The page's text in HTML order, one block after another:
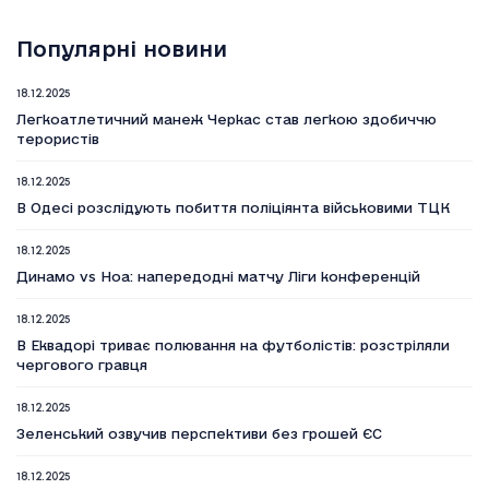
Популярні новини
18.12.2025
Легкоатлетичний манеж Черкас став легкою здобиччю
терористів
18.12.2025
В Одесі розслідують побиття поліціянта військовими ТЦК
18.12.2025
Динамо vs Ноа: напередодні матчу Ліги конференцій
18.12.2025
В Еквадорі триває полювання на футболістів: розстріляли
чергового гравця
18.12.2025
Зеленський озвучив перспективи без грошей ЄС
18.12.2025